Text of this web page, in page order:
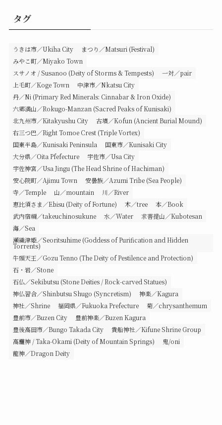
タグ
うきは市／Ukiha City
まつり／Matsuri (Festival)
みやこ町／Miyako Town
スサノオ / Susanoo (Deity of Storms & Tempests)
一対／pair
上毛町／Koge Town
中津市／Nkatsu City
丹／Ni (Primary Red Minerals: Cinnabar & Iron Oxide)
六郷満山／Rokugo-Manzan (Sacred Peaks of Kunisaki)
北九州市／Kitakyushu City
古墳／Kofun (Ancient Burial Mound)
右三つ巴／Right Tomoe Crest (Triple Vortex)
国東半島／Kunisaki Peninsula
国東市／Kunisaki City
大分県／Oita Pfefecture
宇佐市／Usa City
宇佐神宮／Usa Jingu (The Head Shrine of Hachiman)
安心院町／Ajimu Town
安曇族／Azumi Tribe (Sea People)
寺／Temple
山／mountain
川／River
恵比須さま／Ebisu (Deity of Fortune)
木／tree
本／Book
武内宿禰／takeuchinosukune
水／Water
求菩提山／Kubotesan
海／Sea
瀬織津姫／Seoritsuhime (Goddess of Purification and Hidden
Torrents)
牛頭天王／Gozu Tenno (The Deity of Pestilence and Protection)
石・岩／Stone
石仏／Sekibutsu (Stone Deities / Rock-carved Statues)
神仏習合／Shinbutsu Shugo (Syncretism)
神楽／Kagura
神社／Shrine
福岡県／Fukuoka Prefecture
菊／chrysanthemum
豊前市／Buzen City
豊前神楽／Buzen Kagura
豊後高田市／Bungo Takada City
貴船神社／Kifune Shrine Group
高龗神 / Taka-Okami (Deity of Mountain Springs)
鬼/oni
龍神／Dragon Deity